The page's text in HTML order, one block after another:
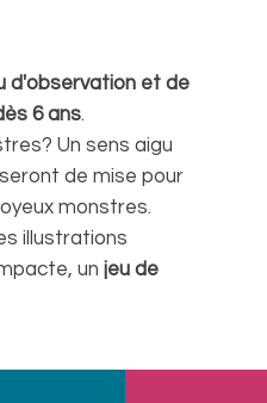
d'observation et de
6 ans.
Un sens aigu
de mise pour
monstres.
illustrations
un jeu de